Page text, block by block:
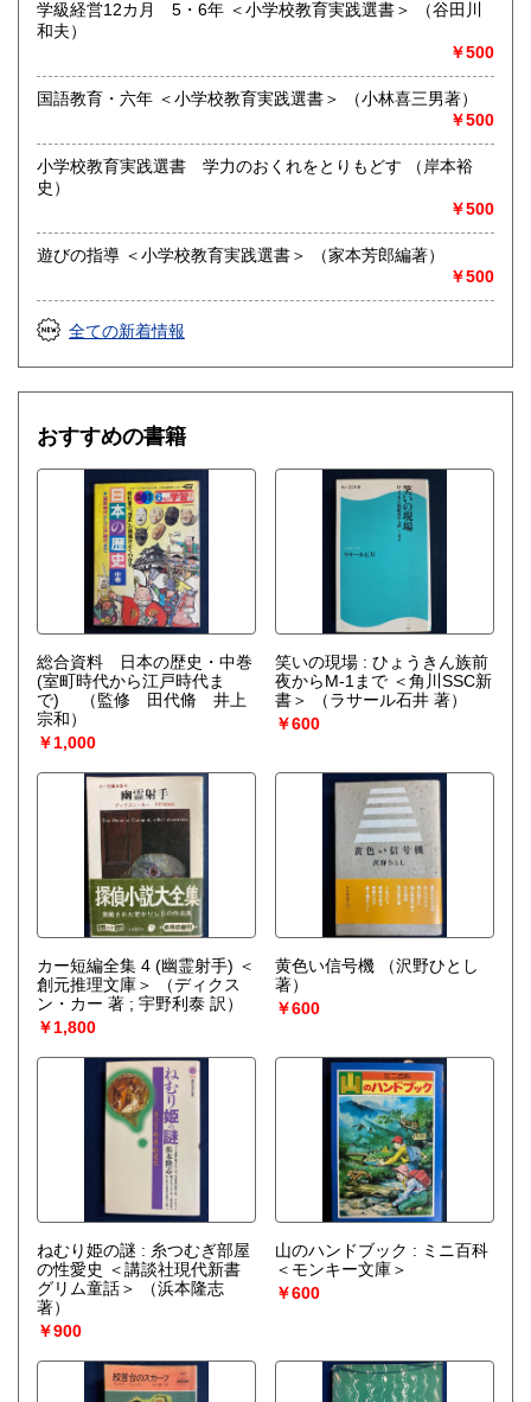
学級経営12カ月 5・6年 ＜小学校教育実践選書＞ （谷田川
和夫）
￥500
国語教育・六年 ＜小学校教育実践選書＞ （小林喜三男著）
￥500
小学校教育実践選書 学力のおくれをとりもどす （岸本裕
史）
￥500
遊びの指導 ＜小学校教育実践選書＞ （家本芳郎編著）
￥500
全ての新着情報
おすすめの書籍
総合資料 日本の歴史・中巻
(室町時代から江戸時代ま
で)
（監修 田代脩 井上
宗和）
￥1,000
笑いの現場 : ひょうきん族前
夜からM-1まで ＜角川SSC新
書＞
（ラサール石井 著）
￥600
カー短編全集 4 (幽霊射手) ＜
創元推理文庫＞
（ディクス
ン・カー 著 ; 宇野利泰 訳）
￥1,800
黄色い信号機
（沢野ひとし
著）
￥600
ねむり姫の謎 : 糸つむぎ部屋
の性愛史 ＜講談社現代新書
グリム童話＞
（浜本隆志
著）
￥900
山のハンドブック : ミニ百科
＜モンキー文庫＞
￥600